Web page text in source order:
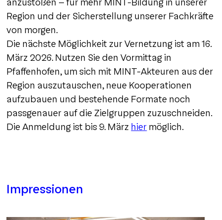
anzustoßen - für mehr MINT-Bildung in unserer
Region und der Sicherstellung unserer Fachkräfte
von morgen.
Die nächste Möglichkeit zur Vernetzung ist am 16.
März 2026. Nutzen Sie den Vormittag in
Pfaffenhofen, um sich mit MINT-Akteuren aus der
Region auszutauschen, neue Kooperationen
aufzubauen und bestehende Formate noch
passgenauer auf die Zielgruppen zuzuschneiden.
Die Anmeldung ist bis 9. März hier möglich.
Impressionen